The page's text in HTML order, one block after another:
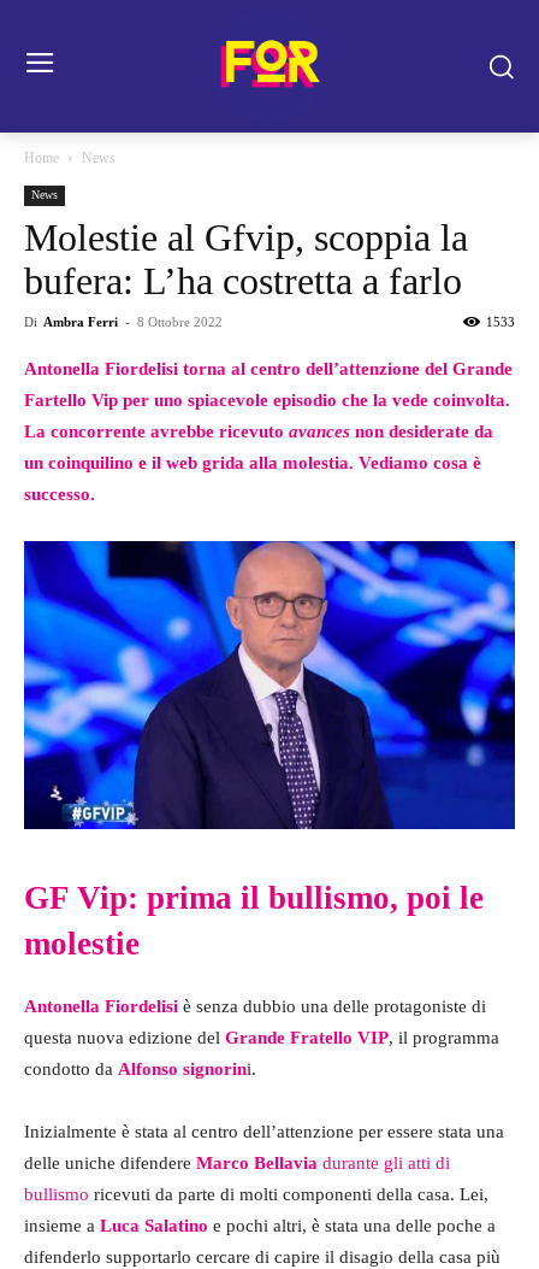
Home News
News
Molestie al Gfvip, scoppia la
bufera: L’ha costretta a farlo
Di Ambra Ferri - 8 Ottobre 2022 1533
Antonella Fiordelisi torna al centro dell’attenzione del Grande
Fartello Vip per uno spiacevole episodio che la vede coinvolta.
La concorrente avrebbe ricevuto avances non desiderate da
un coinquilino e il web grida alla molestia. Vediamo cosa è
successo.
GF Vip: prima il bullismo, poi le
molestie
Antonella Fiordelisi è senza dubbio una delle protagoniste di
questa nuova edizione del Grande Fratello VIP, il programma
condotto da Alfonso signorini.
Inizialmente è stata al centro dell’attenzione per essere stata una
delle uniche difendere Marco Bellavia durante gli atti di
bullismo ricevuti da parte di molti componenti della casa. Lei,
insieme a Luca Salatino e pochi altri, è stata una delle poche a
difenderlo supportarlo cercare di capire il disagio della casa più